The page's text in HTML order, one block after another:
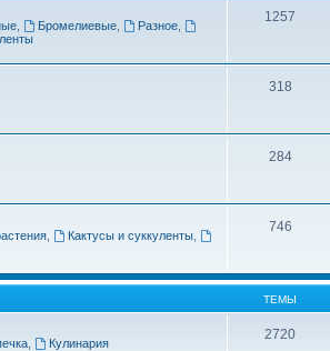
Бромелиевые Разное
1257
318
284
Кактусы и суккуленты
746
ТЕМЫ
Кулинария
2720